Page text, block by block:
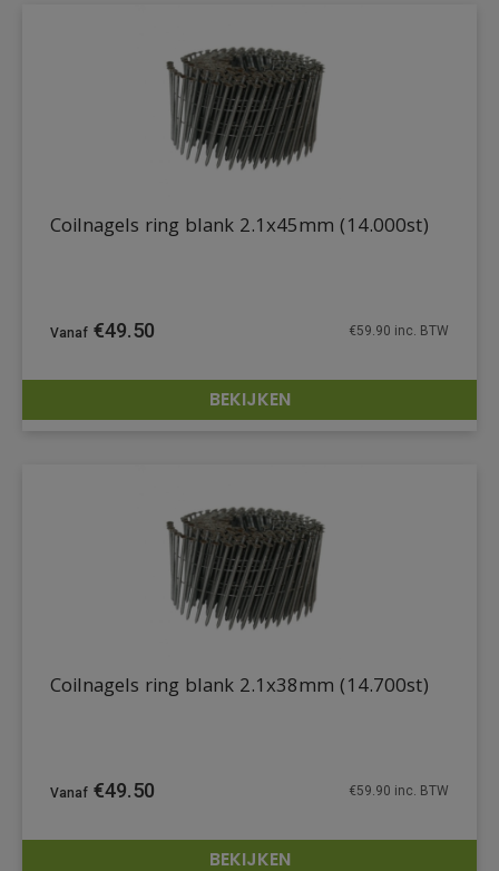
DETAILS
Coilnagels ring blank 2.1x45mm (14.000st)
€49.50 €59.90 inc. BTW
BEKIJKEN
Coilnagels ring blank 2.1x38mm (14.700st)
€49.50 €59.90 inc. BTW
BEKIJKEN